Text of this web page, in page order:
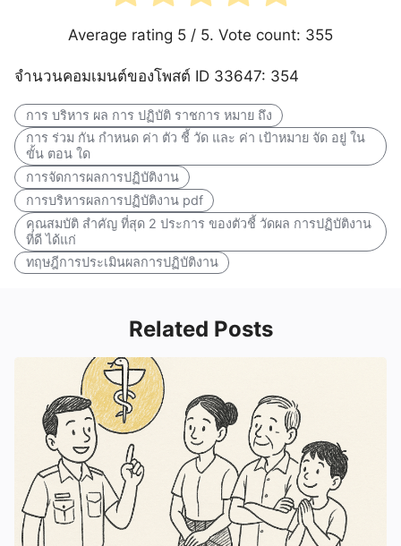
Average rating 5 / 5. Vote count: 355
จำนวนคอมเมนต์ของโพสต์ ID 33647: 354
การ บริหาร ผล การ ปฏิบัติ ราชการ หมาย ถึง
การ ร่วม กัน กำหนด ค่า ตัว ชี้ วัด และ ค่า เป้าหมาย จัด อยู่ ใน
ขั้น ตอน ใด
การจัดการผลการปฏิบัติงาน
การบริหารผลการปฏิบัติงาน pdf
คุณสมบัติ สำคัญ ที่สุด 2 ประการ ของตัวชี้ วัดผล การปฏิบัติงาน
ที่ดี ได้แก่
ทฤษฎีการประเมินผลการปฏิบัติงาน
Related Posts